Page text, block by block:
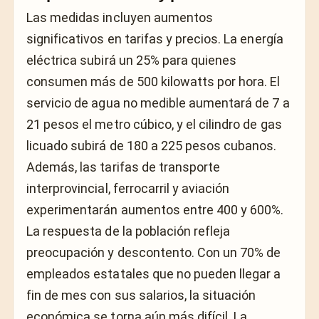
Las medidas incluyen aumentos
significativos en tarifas y precios. La energía
eléctrica subirá un 25% para quienes
consumen más de 500 kilowatts por hora. El
servicio de agua no medible aumentará de 7 a
21 pesos el metro cúbico, y el cilindro de gas
licuado subirá de 180 a 225 pesos cubanos.
Además, las tarifas de transporte
interprovincial, ferrocarril y aviación
experimentarán aumentos entre 400 y 600%.
La respuesta de la población refleja
preocupación y descontento. Con un 70% de
empleados estatales que no pueden llegar a
fin de mes con sus salarios, la situación